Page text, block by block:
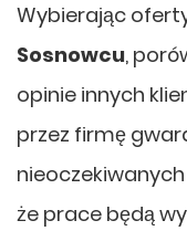
Wybierając
Sosnowcu,
opinie innych
przez firmę
że prace będą